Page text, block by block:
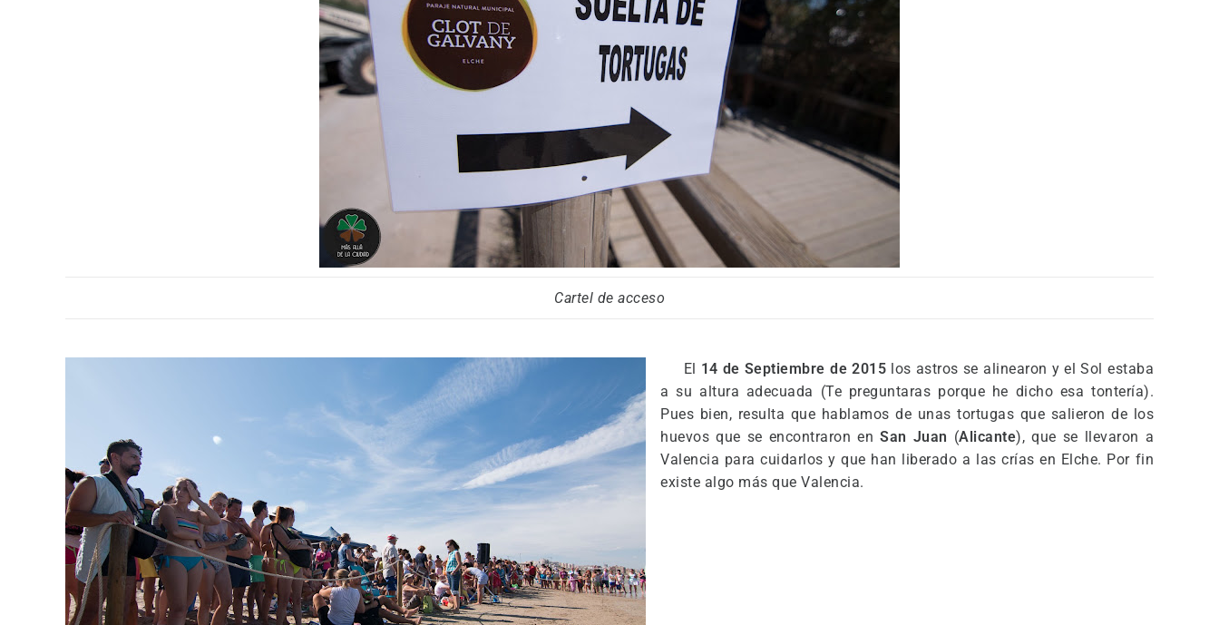
Cartel de acceso
El 14 de Septiembre de 2015 los astros se alinearon y el Sol estaba
a su altura adecuada (Te preguntaras porque he dicho esa tontería).
Pues bien, resulta que hablamos de unas tortugas que salieron de los
huevos que se encontraron en San Juan (Alicante), que se llevaron a
Valencia para cuidarlos y que han liberado a las crías en Elche. Por fin
existe algo más que Valencia.